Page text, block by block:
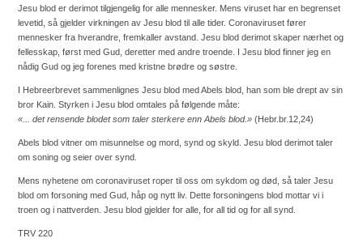
Jesu blod er derimot tilgjengelig for alle mennesker. Mens viruset har en begrenset
levetid, så gjelder virkningen av Jesu blod til alle tider. Coronaviruset fører
mennesker fra hverandre, fremkaller avstand. Jesu blod derimot skaper nærhet og
fellesskap, først med Gud, deretter med andre troende. I Jesu blod finner jeg en
nådig Gud og jeg forenes med kristne brødre og søstre.
I Hebreerbrevet sammenlignes Jesu blod med Abels blod, han som ble drept av sin
bror Kain. Styrken i Jesu blod omtales på følgende måte:
«... det rensende blodet som taler sterkere enn Abels blod.» (Hebr.br.12,24)
Abels blod vitner om misunnelse og mord, synd og skyld. Jesu blod derimot taler
om soning og seier over synd.
Mens nyhetene om coronaviruset roper til oss om sykdom og død, så taler Jesu
blod om forsoning med Gud, håp og nytt liv. Dette forsoningens blod mottar vi i
troen og i nattverden. Jesu blod gjelder for alle, for all tid og for all synd.
TRV 220